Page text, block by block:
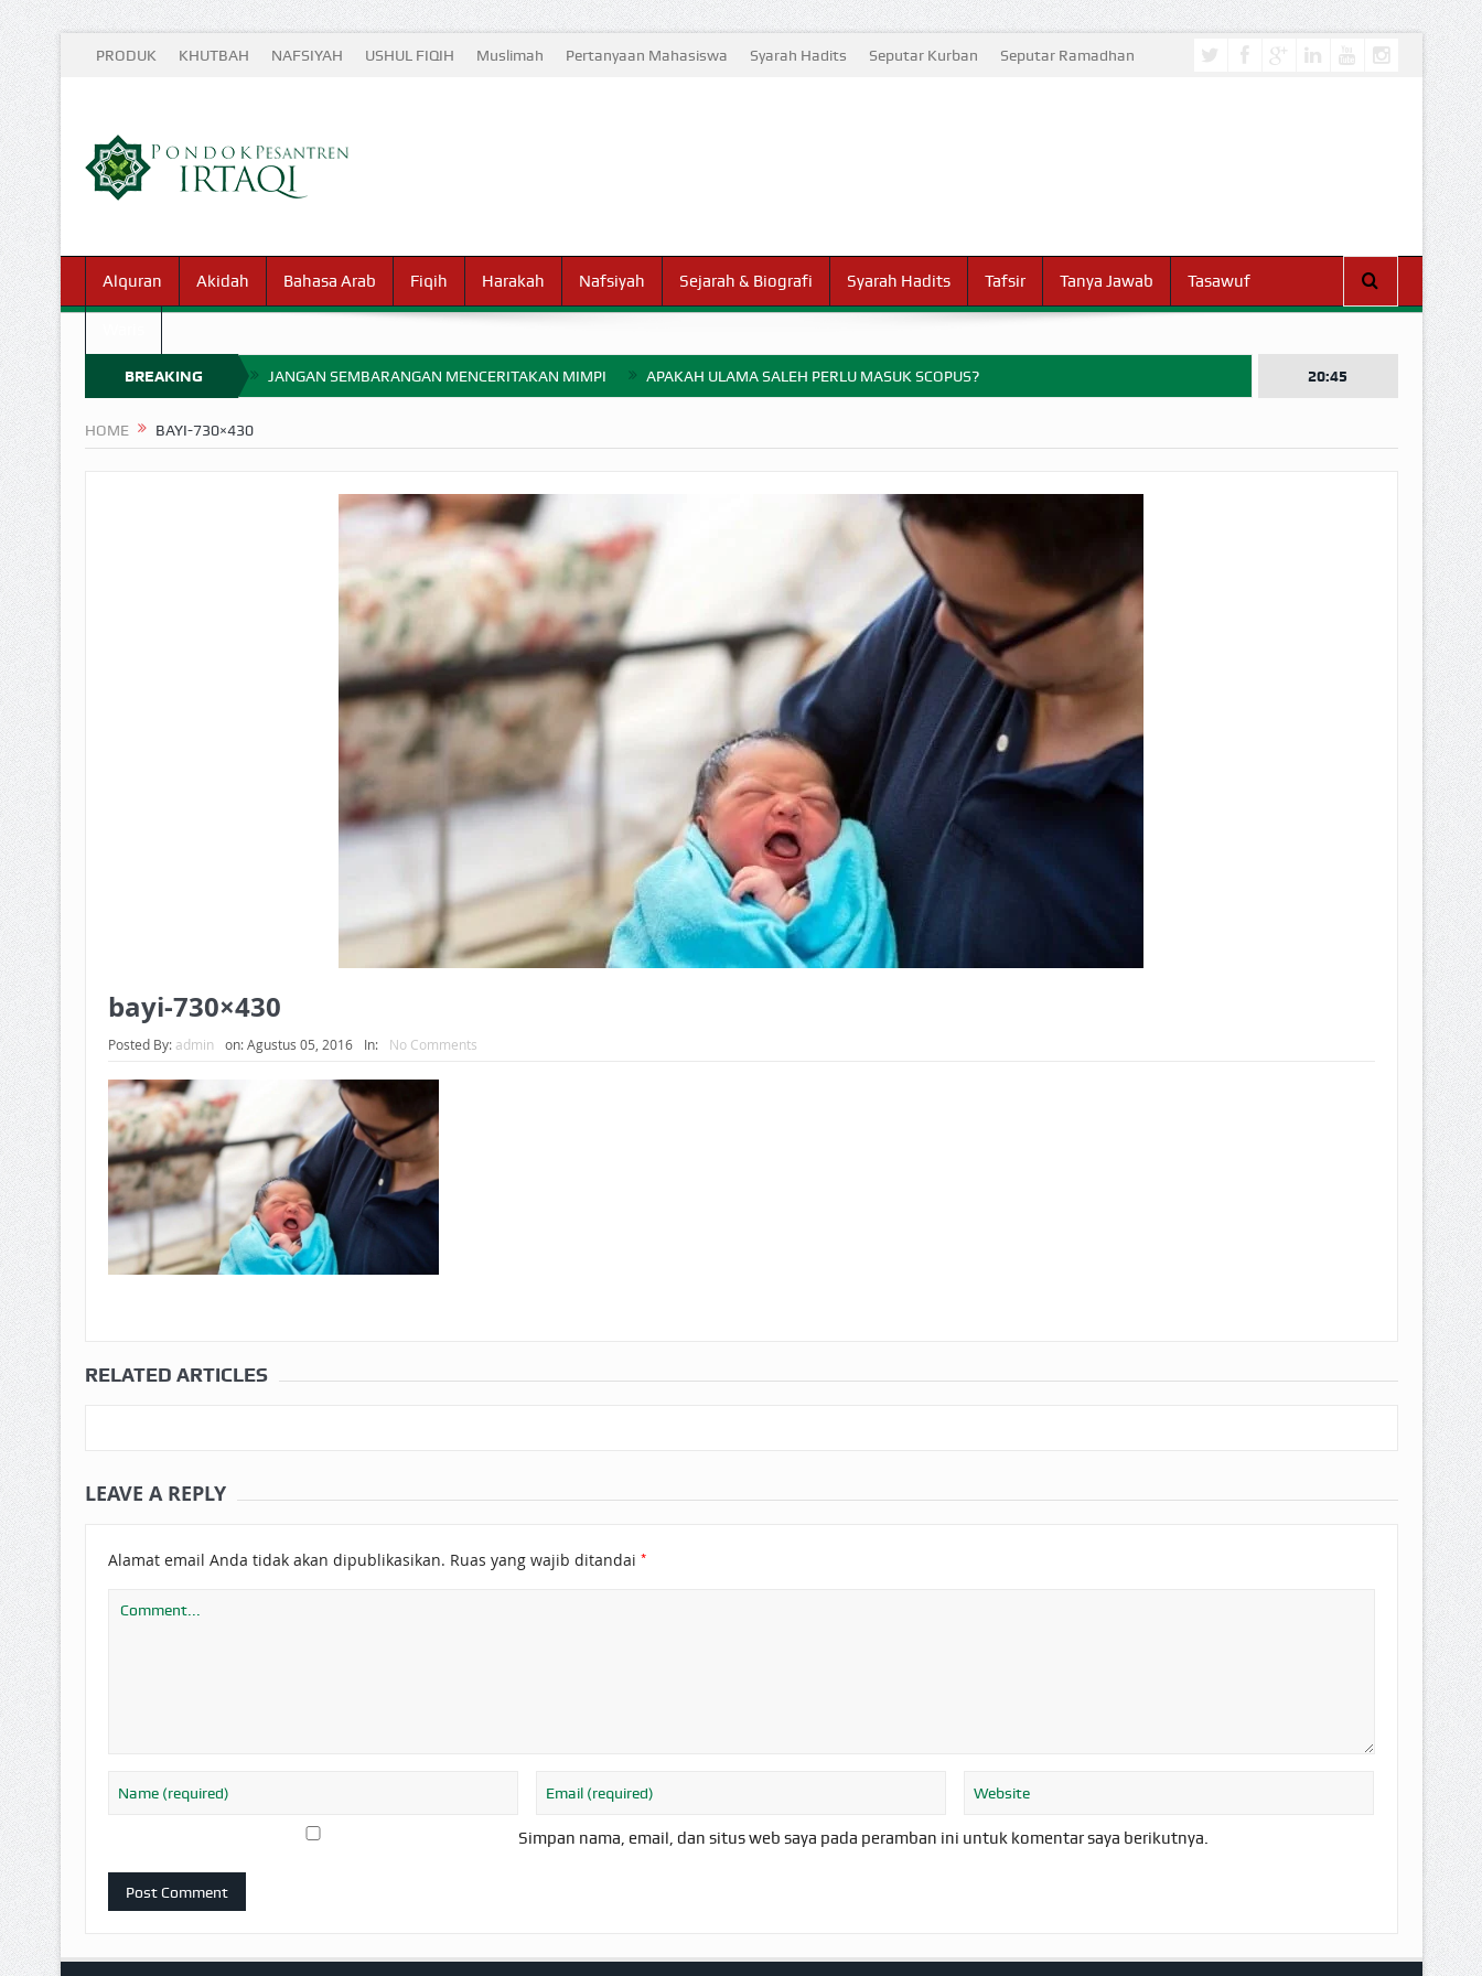
PRODUK KHUTBAH NAFSIYAH USHUL FIQIH Muslimah Pertanyaan Mahasiswa Syarah Hadits Seputar Kurban Seputar Ramadhan
Alquran Akidah Bahasa Arab Fiqih Harakah Nafsiyah Sejarah & Biografi Syarah Hadits Tafsir Tanya Jawab Tasawuf
BREAKING
NEWS
JANGAN SEMBARANGAN MENCERITAKAN MIMPI APAKAH ULAMA SALEH PERLU MASUK SCOPUS?
BAGAIMANA CARA MEMBAYAR ZAKAT UANG? UANG HARAM BISA MENJADI HALAL JIKA SEBAB KEPEMILIKANNYA BERUBAH
ISTIDLAL BATIL VS ISTIDLAL SYAR’I BAHASA CINTA KARENA ALLAH HUKUM MEMBAYAR ZAKAT DENGAN CARA MENGANGSUR
HUKUM MEMBAYAR ZAKAT KEPADA KERABAT SENDIRI
20:45
HOME BAYI-730×430
bayi-730×430
Posted By: admin on:Agustus 05, 2016 In: No Comments
RELATED ARTICLES
LEAVE A REPLY
Alamat email Anda tidak akan dipublikasikan. Ruas yang wajib ditandai *
Simpan nama, email, dan situs web saya pada peramban ini untuk komentar saya berikutnya.